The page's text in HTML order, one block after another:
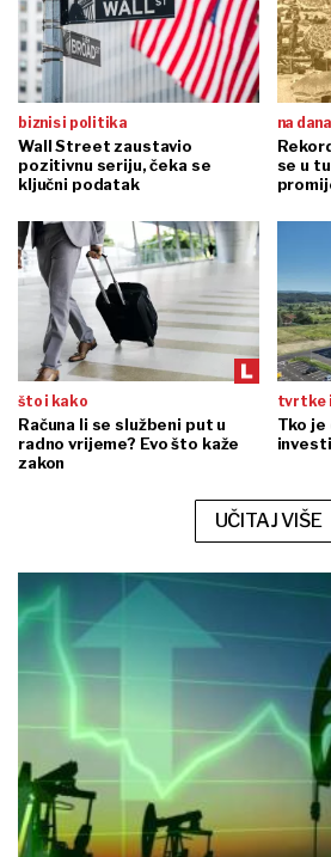
biznis i politika
Wall Street zaustavio
pozitivnu seriju, čeka se
ključni podatak
na
se u
što i kako
Računa li se službeni put u
radno vrijeme? Evo što kaže
zakon
tvrtke
Tko je
UČITAJ VIŠE